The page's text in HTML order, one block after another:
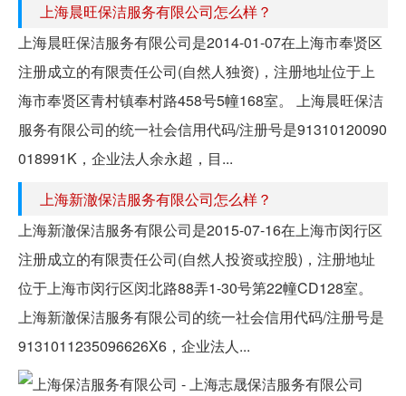
上海晨旺保洁服务有限公司怎么样？
上海晨旺保洁服务有限公司是2014-01-07在上海市奉贤区
注册成立的有限责任公司(自然人独资)，注册地址位于上
海市奉贤区青村镇奉村路458号5幢168室。 上海晨旺保洁
服务有限公司的统一社会信用代码/注册号是91310120090
018991K，企业法人余永超，目...
上海新澈保洁服务有限公司怎么样？
上海新澈保洁服务有限公司是2015-07-16在上海市闵行区
注册成立的有限责任公司(自然人投资或控股)，注册地址
位于上海市闵行区闵北路88弄1-30号第22幢CD128室。
上海新澈保洁服务有限公司的统一社会信用代码/注册号是
9131011235096626X6，企业法人...